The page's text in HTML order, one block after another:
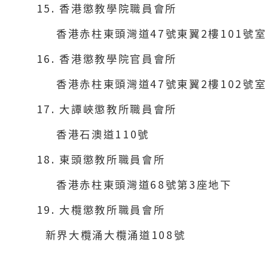
15. 香港懲教學院職員會所
香港赤柱東頭灣道47 號東翼 2樓 101 號室
16. 香港懲教學院官員會所
香港赤柱東頭灣道47 號東翼 2樓 102 號室
17. 大譚峽懲教所職員會所
香港石澳道 110號
18. 東頭懲教所職員會所
香港赤柱東頭灣道68 號第 3 座地下
19. 大欖懲教所職員會所
新界大欖涌大欖涌道 108 號